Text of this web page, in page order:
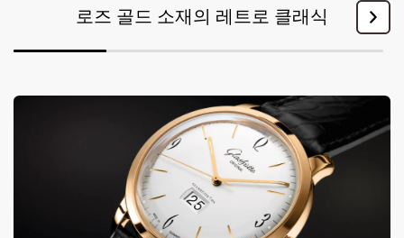
로즈 골드 소재의 레트로 클래식